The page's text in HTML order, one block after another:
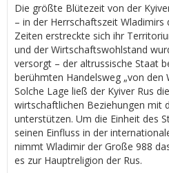
Die größte Blütezeit von der
– in der Herrschaftszeit Wladimirs
Zeiten erstreckte sich ihr
und der Wirtschaftswohlstand
versorgt – der altrussische Staat
berühmten Handelsweg „von den
Solche Lage ließ der Kyiver Rus
wirtschaftlichen Beziehungen mit
unterstützen. Um die Einheit des
seinen Einfluss in der
nimmt Wladimir der Große 988
es zur Hauptreligion der Rus.